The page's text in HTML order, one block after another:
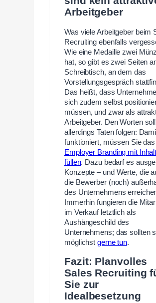
Arbeitgeber
Was viele Arbeitgeber beim
Recruiting ebenfalls
Wie eine Medaille zwei
hat, so gibt es zwei Seiten
Schreibtisch, an dem das
Vorstellungsgespräch
Das heißt, dass
sich zudem selbst
müssen, und zwar als
Arbeitgeber. Den Worten
allerdings Taten folgen:
funktioniert, müssen Sie das
Employer Branding mit
füllen. Dazu bedarf es
Konzepte – und Werte, die
die Bewerber (noch)
des Unternehmens
Immerhin fungieren die
im Verkauf letztlich als
Aushängeschild des
Unternehmens; das sollten
möglichstgerne tun.
Fazit: Planvolles
Sales Recruiting
Sie zur
Idealbesetzung